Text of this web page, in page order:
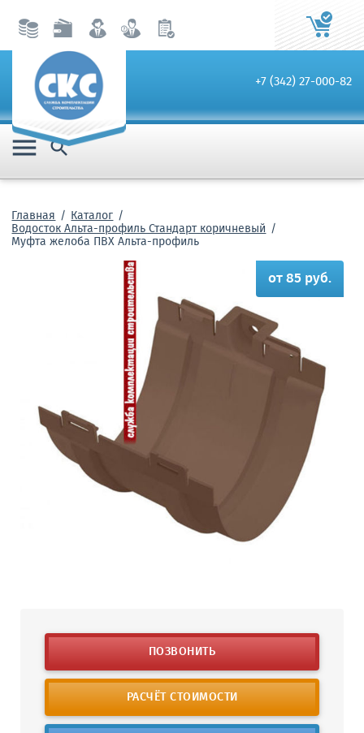
+7 (342) 27-000-82
 
Главная Каталог
Водосток Альта-профиль Стандарт коричневый
Муфта желоба ПВХ Альта-профиль
от 85 руб.
ПОЗВОНИТЬ
РАСЧЁТ СТОИМОСТИ